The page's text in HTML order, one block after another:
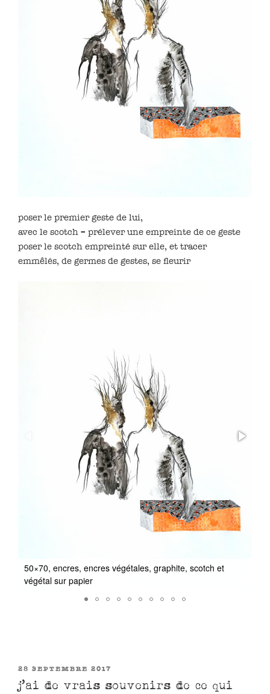
poser le premier geste de lui,
avec le scotch – prélever une empreinte de ce geste
poser le scotch empreinté sur elle, et tracer
emmêlés, de germes de gestes, se fleurir
50×70, encres, encres végétales, graphite, scotch et
végétal sur papier
PUBLIÉ
LE
28 SEPTEMBRE 2017
j’ai de vrais souvenirs de ce qui